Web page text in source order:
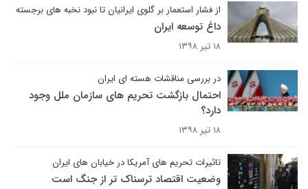
از فشار استعمار بر گلوی ایرانیان تا نبود نخبه های برجسته
داغ توسعه ایران
۱۸ تیر ۱۳۹۸
در بررسی مناقشات هسته ای ایران
احتمال بازگشت تحریم های سازمان ملل وجود
دارد؟
۱۸ تیر ۱۳۹۸
تاثیرات تحریم های آمریکا در خیابان های ایران
وضعیت اقتصاد ترسناک تر از جنگ است